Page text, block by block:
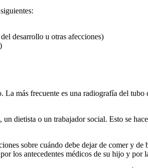
desarrollo u otras afecciones)
más frecuente es una radiografía del
dietista o un trabajador social. Esto se
sobre cuándo debe dejar de comer y
los antecedentes médicos de su hijo y